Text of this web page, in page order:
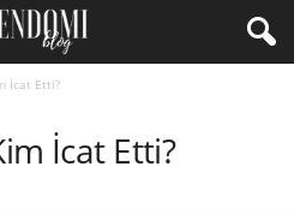
İcat Etti?
İcat Etti?